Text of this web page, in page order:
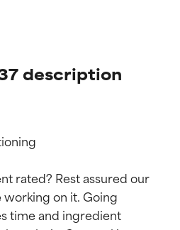
description
rated? Rest assured our
on it. Going
time and ingredient